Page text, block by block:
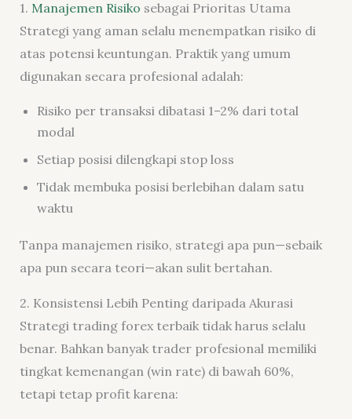
1. Manajemen Risiko sebagai Prioritas Utama
Strategi yang aman selalu menempatkan risiko di
atas potensi keuntungan. Praktik yang umum
digunakan secara profesional adalah:
Risiko per transaksi dibatasi 1–2% dari total
modal
Setiap posisi dilengkapi stop loss
Tidak membuka posisi berlebihan dalam satu
waktu
Tanpa manajemen risiko, strategi apa pun—sebaik
apa pun secara teori—akan sulit bertahan.
2. Konsistensi Lebih Penting daripada Akurasi
Strategi trading forex terbaik tidak harus selalu
benar. Bahkan banyak trader profesional memiliki
tingkat kemenangan (win rate) di bawah 60%,
tetapi tetap profit karena: